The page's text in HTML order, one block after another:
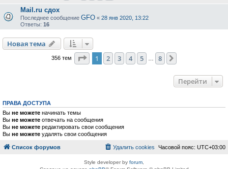
Mail.ru сдох
Последнее сообщение GFO « 28 янв 2020, 13:22
Ответы: 16
Новая тема
356 тем Страница из
1 2 3 4 5 8
Перейти
ПРАВА ДОСТУПА
Вы не можете начинать темы
Вы не можете отвечать на сообщения
Вы не можете редактировать свои сообщения
Вы не можете удалять свои сообщения
Список форумов Часовой пояс: UTC+03:00
Удалить cookies
Style developer by forum